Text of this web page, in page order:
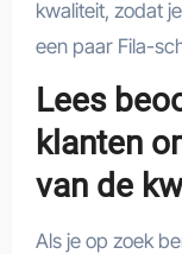
kwaliteit, zodat
een paar Fila-
Lees
klanten
van de
Als je op zoek